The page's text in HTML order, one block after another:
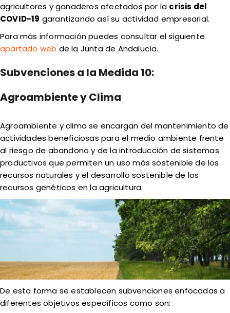
agricultores y ganaderos afectados por la crisis del
COVID-19 garantizando así su actividad empresarial.
Para más información puedes consultar el siguiente
apartado web de la Junta de Andalucía.
Subvenciones a la Medida 10:
Agroambiente y Clima
Agroambiente y clima se encargan del mantenimiento de
actividades beneficiosas para el medio ambiente frente
al riesgo de abandono y de la introducción de sistemas
productivos que permiten un uso más sostenible de los
recursos naturales y el desarrollo sostenible de los
recursos genéticos en la agricultura.
De esta forma se establecen subvenciones enfocadas a
diferentes objetivos específicos como son: